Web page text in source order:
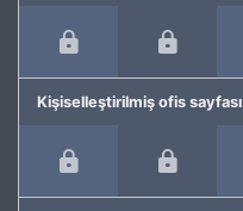
Kişiselleştirilmiş ofis sayfası